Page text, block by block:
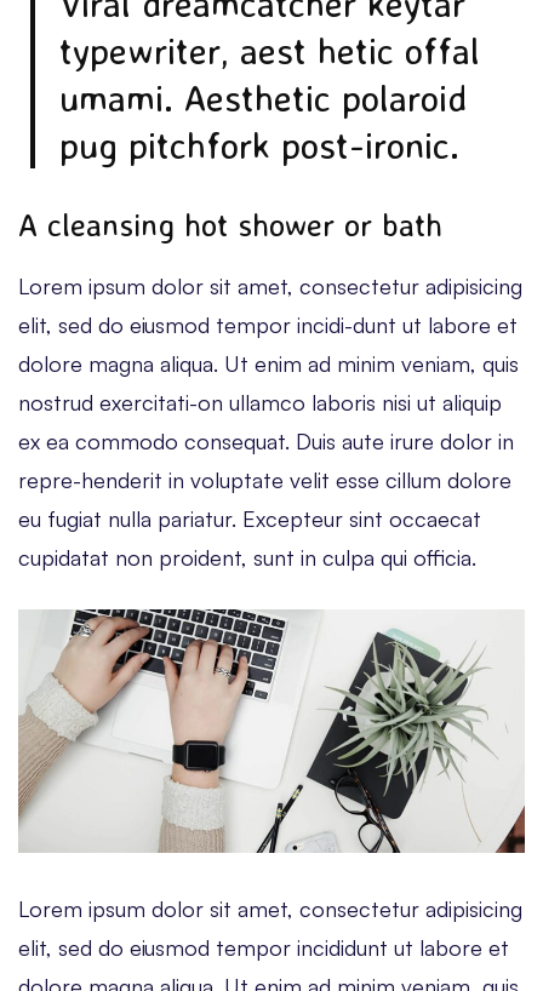
typewriter, aest hetic offal
umami. Aesthetic polaroid
pug pitchfork post-ironic.
A cleansing hot shower or bath
Lorem ipsum dolor sit amet, consectetur adipisicing
elit, sed do eiusmod tempor incidi-dunt ut labore et
dolore magna aliqua. Ut enim ad minim veniam, quis
nostrud exercitati-on ullamco laboris nisi ut aliquip
ex ea commodo consequat. Duis aute irure dolor in
repre-henderit in voluptate velit esse cillum dolore
eu fugiat nulla pariatur. Excepteur sint occaecat
cupidatat non proident, sunt in culpa qui officia.
Lorem ipsum dolor sit amet, consectetur adipisicing
elit, sed do eiusmod tempor incididunt ut labore et